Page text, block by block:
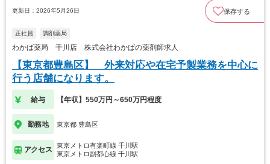
更新日：2026年5月26日 保存する
正社員 調剤薬局
わかば薬局 千川店 株式会社わかばの薬剤師求人
【東京都豊島区】 外来対応や在宅予製業務を中心に
行う店舗になります。
給与 【年収】550万円～650万円程度
勤務地 東京都 豊島区
アクセス
東京メトロ有楽町線 千川駅
東京メトロ副都心線 千川駅